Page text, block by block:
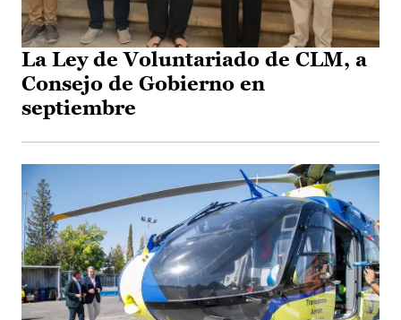
La Ley de Voluntariado de CLM, a
Consejo de Gobierno en
septiembre